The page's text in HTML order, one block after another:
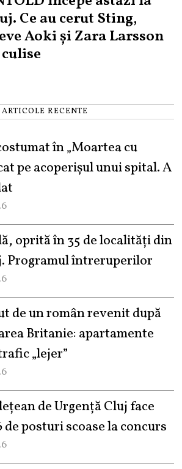
Ce au cerut Sting,
Aoki și Zara Larsson
ARTICOLE RECENTE
în „Moartea cu
pe acoperișul unui spital. A
oprită în 35 de localități din
Programul întreruperilor
de un român revenit după
Britanie: apartamente
„lejer”
de Urgență Cluj face
de posturi scoase la concurs